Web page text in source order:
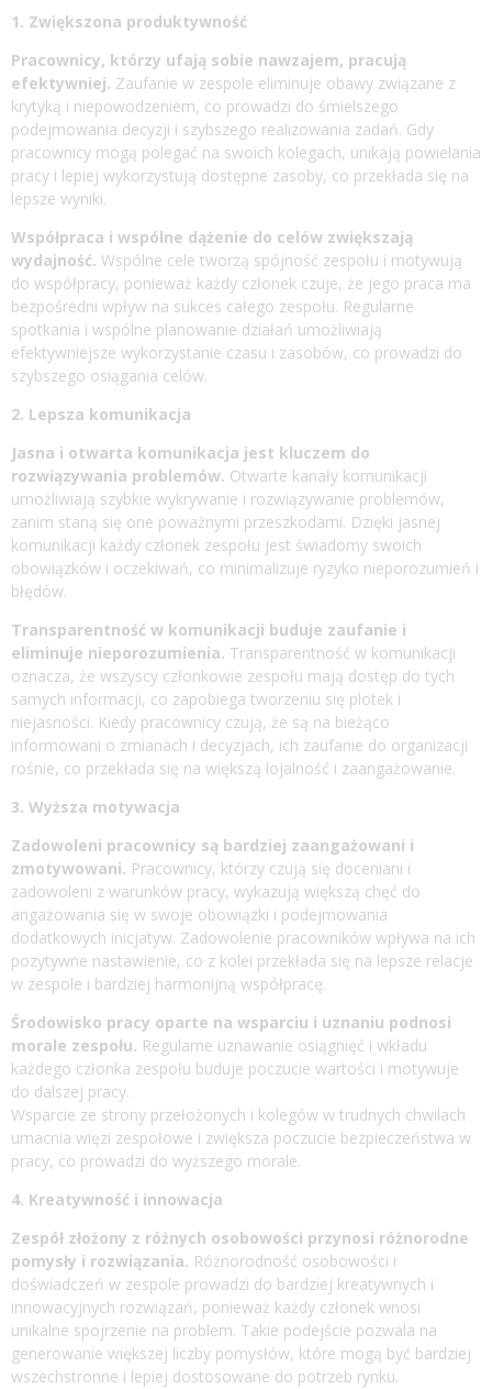
1. Zwiększona produktywność
Pracownicy, którzy ufają sobie nawzajem, pracują
efektywniej. Zaufanie w zespole eliminuje obawy związane z
krytyką i niepowodzeniem, co prowadzi do śmielszego
podejmowania decyzji i szybszego realizowania zadań. Gdy
pracownicy mogą polegać na swoich kolegach, unikają powielania
pracy i lepiej wykorzystują dostępne zasoby, co przekłada się na
lepsze wyniki.
Współpraca i wspólne dążenie do celów zwiększają
wydajność. Wspólne cele tworzą spójność zespołu i motywują
do współpracy, ponieważ każdy członek czuje, że jego praca ma
bezpośredni wpływ na sukces całego zespołu. Regularne
spotkania i wspólne planowanie działań umożliwiają
efektywniejsze wykorzystanie czasu i zasobów, co prowadzi do
szybszego osiągania celów.
2. Lepsza komunikacja
Jasna i otwarta komunikacja jest kluczem do
rozwiązywania problemów. Otwarte kanały komunikacji
umożliwiają szybkie wykrywanie i rozwiązywanie problemów,
zanim staną się one poważnymi przeszkodami. Dzięki jasnej
komunikacji każdy członek zespołu jest świadomy swoich
obowiązków i oczekiwań, co minimalizuje ryzyko nieporozumień i
błędów.
Transparentność w komunikacji buduje zaufanie i
eliminuje nieporozumienia. Transparentność w komunikacji
oznacza, że wszyscy członkowie zespołu mają dostęp do tych
samych informacji, co zapobiega tworzeniu się plotek i
niejasności. Kiedy pracownicy czują, że są na bieżąco
informowani o zmianach i decyzjach, ich zaufanie do organizacji
rośnie, co przekłada się na większą lojalność i zaangażowanie.
3. Wyższa motywacja
Zadowoleni pracownicy są bardziej zaangażowani i
zmotywowani. Pracownicy, którzy czują się doceniani i
zadowoleni z warunków pracy, wykazują większą chęć do
angażowania się w swoje obowiązki i podejmowania
dodatkowych inicjatyw. Zadowolenie pracowników wpływa na ich
pozytywne nastawienie, co z kolei przekłada się na lepsze relacje
w zespole i bardziej harmonijną współpracę.
Środowisko pracy oparte na wsparciu i uznaniu podnosi
morale zespołu. Regularne uznawanie osiągnięć i wkładu
każdego członka zespołu buduje poczucie wartości i motywuje
do dalszej pracy.
Wsparcie ze strony przełożonych i kolegów w trudnych chwilach
umacnia więzi zespołowe i zwiększa poczucie bezpieczeństwa w
pracy, co prowadzi do wyższego morale.
4. Kreatywność i innowacja
Zespół złożony z różnych osobowości przynosi różnorodne
pomysły i rozwiązania. Różnorodność osobowości i
doświadczeń w zespole prowadzi do bardziej kreatywnych i
innowacyjnych rozwiązań, ponieważ każdy członek wnosi
unikalne spojrzenie na problem. Takie podejście pozwala na
generowanie większej liczby pomysłów, które mogą być bardziej
wszechstronne i lepiej dostosowane do potrzeb rynku.